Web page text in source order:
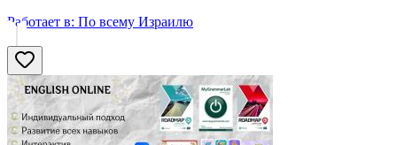
Работает в: По всему Израилю